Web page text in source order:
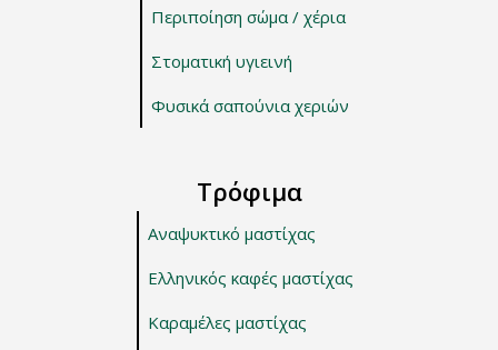
Περιποίηση σώμα / χέρια
Στοματική υγιεινή
Φυσικά σαπούνια χεριών
Τρόφιμα
Αναψυκτικό μαστίχας
Ελληνικός καφές μαστίχας
Καραμέλες μαστίχας